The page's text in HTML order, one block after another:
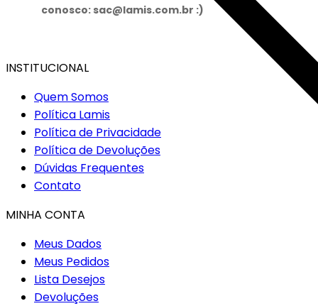
conosco: sac@lamis.com.br :)
INSTITUCIONAL
Quem Somos
Política Lamis
Política de Privacidade
Política de Devoluções
Dúvidas Frequentes
Contato
MINHA CONTA
Meus Dados
Meus Pedidos
Lista Desejos
Devoluções